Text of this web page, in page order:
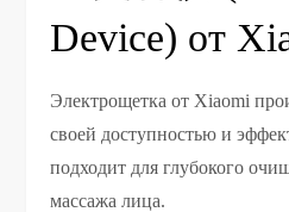
Device) от
Электрощетка от Xiaomi
своей доступностью и
подходит для глубокого
массажа лица.